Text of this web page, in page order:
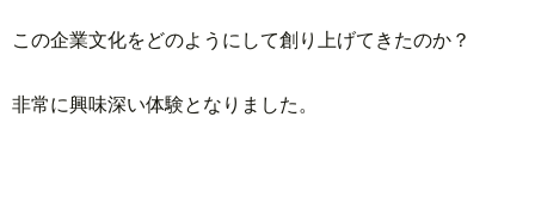
この企業文化をどのようにして創り上げてきたのか？
非常に興味深い体験となりました。